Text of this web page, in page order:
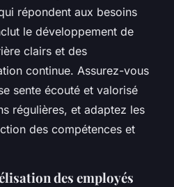
répondent aux besoins
le développement de
clairs et des
continue. Assurez-vous
sente écouté et valorisé
régulières, et adaptez les
des compétences et
des employés